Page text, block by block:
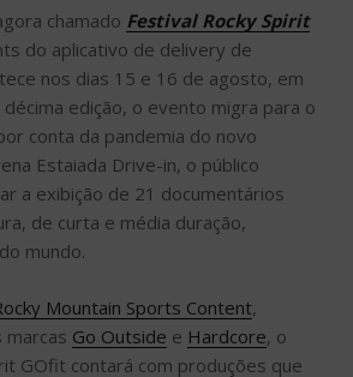
chamado Festival Rocky Spirit
do aplicativo de delivery de
nos dias 15 e 16 de agosto, em
décima edição, o evento migra para o
conta da pandemia do novo
Estaiada Drive-in, o público
a exibição de 21 documentários
de curta e média duração,
mundo.
Mountain Sports Content,
marcas Go Outside e Hardcore, o
GOfit contará com produções que